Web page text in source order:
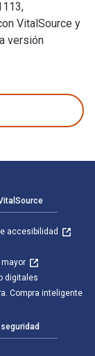
VitalSource y
versión
accesibilidad
mayor
digitales
Compra inteligente